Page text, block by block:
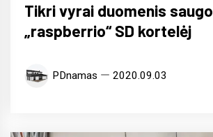
Tikri vyrai duomenis saugo
„raspberrio“ SD kortelėj
PDnamas 2020.09.03